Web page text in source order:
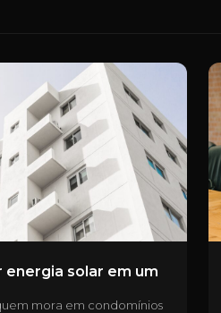
energia solar em um
mora em condomínios